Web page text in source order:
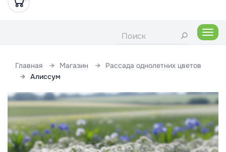
Главная Магазин
Рассада однолетних цветов
Алиссум